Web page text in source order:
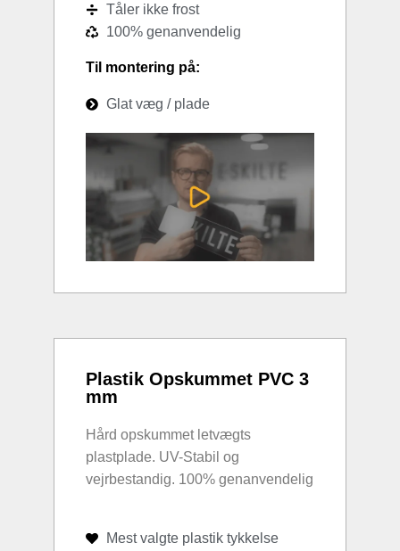
Tåler ikke frost
100% genanvendelig
Til montering på:
Glat væg / plade
Plastik Opskummet PVC 3
mm
Hård opskummet letvægts
plastplade. UV-Stabil og
vejrbestandig. 100% genanvendelig
Mest valgte plastik tykkelse